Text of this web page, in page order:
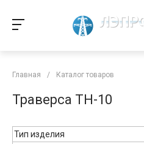
Главная / Каталог товаров
Траверса ТН-10
Тип изделия